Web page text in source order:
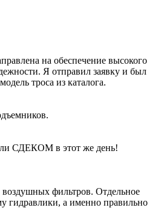
на обеспечение высокого
Я отправил заявку и был
троса из каталога.
СДЕКОМ в этот же день!
фильтров. Отдельное
гидравлики, а именно правильно